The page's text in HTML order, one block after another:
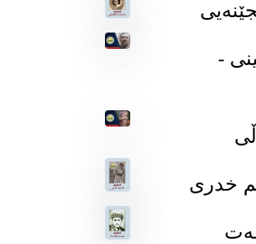
-
خدری